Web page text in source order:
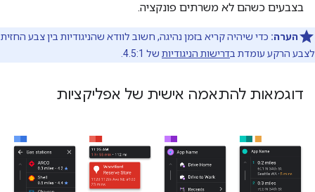
בצבעים כשהם לא משרתים פונקציה.
הערה: כדי שיהיה קריא בזמן נהיגה, חשוב לוודא שהניגודיות בין צבע החזית
לצבע הרקע עומדת בדרישות הניגודיות של 4.5:1.
דוגמאות להתאמה אישית של אפליקציות